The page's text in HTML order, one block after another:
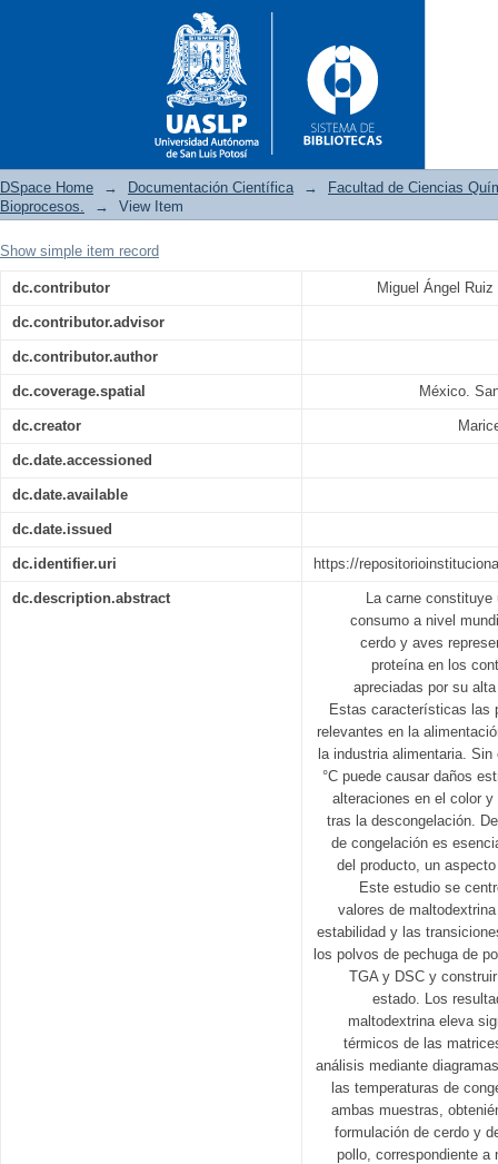
Elaboración y aplicación de
matrices proteicas
DSpace Home → Documentación Científica →
Facultad de Ciencias
Bioprocesos.
→ View Item
Show simple item record
dc.contributor Miguel Ángel Ruiz
dc.contributor.advisor
dc.contributor.author
dc.coverage.spatial México.
dc.creator
dc.date.accessioned
dc.date.available
dc.date.issued
dc.identifier.uri https://
dc.description.abstract
La carne
consumo a nivel
cerdo y aves
proteína en los
apreciadas por su
Estas características las
relevantes en la
la industria alimentaria.
°C puede causar daños
alteraciones en el color
tras la descongelación.
de congelación es
del producto, un
Este estudio se
valores de
estabilidad y las
los polvos de pechuga de
TGA y DSC y
estado. Los
maltodextrina eleva
térmicos de las
análisis mediante
las temperaturas de
ambas muestras,
formulación de cerdo y
pollo, correspondiente